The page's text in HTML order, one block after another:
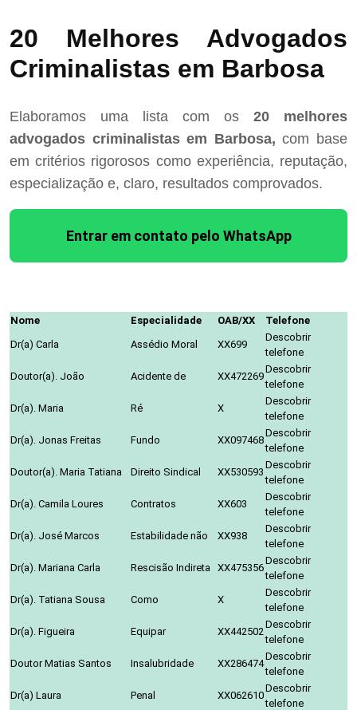
20 Melhores Advogados
Criminalistas em Barbosa
Elaboramos uma lista com os 20 melhores
advogados criminalistas em Barbosa, com base
em critérios rigorosos como experiência, reputação,
especialização e, claro, resultados comprovados.
Entrar em contato pelo WhatsApp
Nome Especialidade OAB/XX
Telefone
Dr(a) Carla
Assédio Moral XX699
Descobrir
telefone
Doutor(a). João
Acidente de XX472269
Descobrir
telefone
Dr(a). Maria
Ré X
Descobrir
telefone
Dr(a). Jonas Freitas
Fundo XX097468
Descobrir
telefone
Doutor(a). Maria Tatiana
Direito Sindical XX530593
Descobrir
telefone
Dr(a). Camila Loures
Contratos XX603
Descobrir
telefone
Dr(a). José Marcos
Estabilidade não XX938
Descobrir
telefone
Dr(a). Mariana Carla
Rescisão Indireta XX475356
Descobrir
telefone
Dr(a). Tatiana Sousa
Como X
Descobrir
telefone
Dr(a). Figueira
Equipar XX442502
Descobrir
telefone
Doutor Matias Santos
Insalubridade XX286474
Descobrir
telefone
Dr(a) Laura
Penal XX062610
Descobrir
telefone